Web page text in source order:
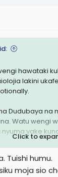
hawataki
lakini
Dudubaya na
Watu wengi
yake
ile bonding ya
chemistry
membership
Click to
Tuishi humu.
moja sio